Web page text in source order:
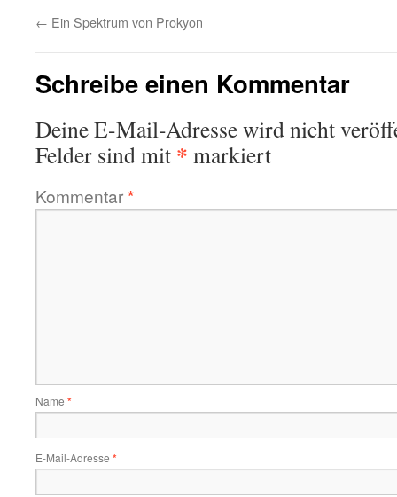
← Ein Spektrum von Prokyon
Schreibe einen Kommentar
Deine E-Mail-Adresse wird nicht
Felder sind mit * markiert
Kommentar*
Name *
E-Mail-Adresse *